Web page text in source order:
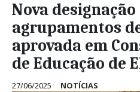
Nova designação
agrupamentos
aprovada em
de Educação de
27/06/2025 NOTÍCIAS